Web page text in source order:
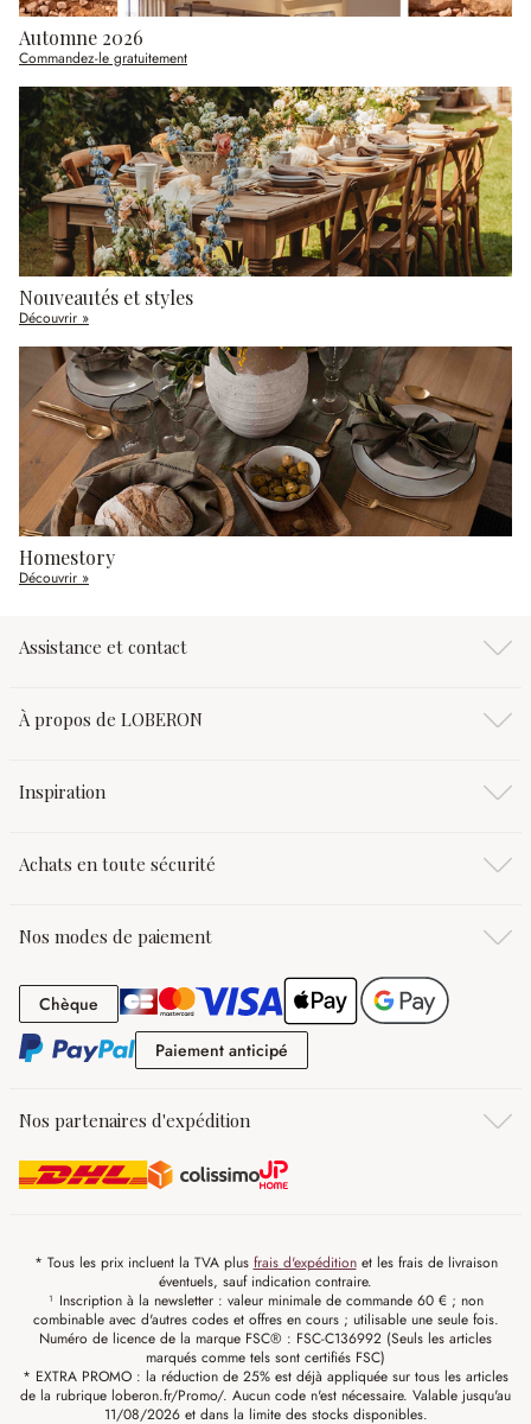
Automne 2026
Commandez-le gratuitement
Nouveautés et styles
Découvrir »
Homestory
Découvrir »
Assistance et contact
À propos de LOBERON
Inspiration
Achats en toute sécurité
Nos modes de paiement
Chèque Chèque
Paiement anticipé
Nos partenaires d'expédition
* Tous les prix incluent la TVA plus frais d'expéditionet les frais de livraison
éventuels, sauf indication contraire.
¹ Inscription à la newsletter : valeur minimale de commande 60 € ; non
combinable avec d'autres codes et offres en cours ; utilisable une seule fois.
Numéro de licence de la marque FSC® : FSC-C136992 (Seuls les articles
marqués comme tels sont certifiés FSC)
* EXTRA PROMO : la réduction de 25% est déjà appliquée sur tous les articles
de la rubrique loberon.fr/Promo/. Aucun code n'est nécessaire. Valable jusqu'au
11/08/2026 et dans la limite des stocks disponibles.